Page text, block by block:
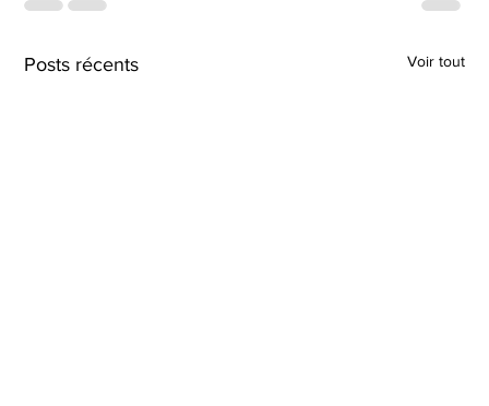
Posts récents Voir tout